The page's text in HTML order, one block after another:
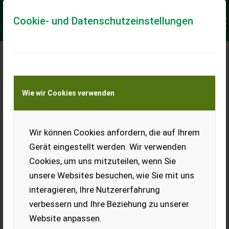
Cookie- und Datenschutzeinstellungen
Wie wir Cookies verwenden
Wir können Cookies anfordern, die auf Ihrem
Gerät eingestellt werden. Wir verwenden
Cookies, um uns mitzuteilen, wenn Sie
unsere Websites besuchen, wie Sie mit uns
interagieren, Ihre Nutzererfahrung
verbessern und Ihre Beziehung zu unserer
Website anpassen.
HÄNDLERUMFRAGE
TRAKTORMARKT Q4
2025 / Q1 2026: STABILE
ERWARTUNGEN NACH
VERHALTENEM JAHR